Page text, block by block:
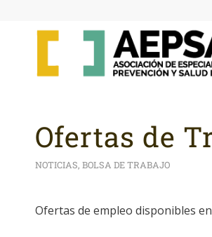
Ofertas de
NOTICIAS, BOLSA DE TRABAJO
Ofertas de empleo disponibles